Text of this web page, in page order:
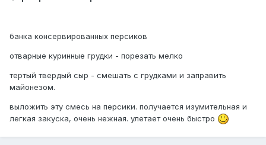
банка консервированных персиков
отварные куринные грудки - порезать мелко
тертый твердый сыр - смешать с грудками и заправить
майонезом.
выложить эту смесь на персики. получается изумительная и
легкая закуска, очень нежная. улетает очень быстро